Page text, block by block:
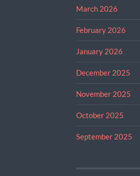
March 2026
February 2026
January 2026
December 2025
November 2025
October 2025
September 2025